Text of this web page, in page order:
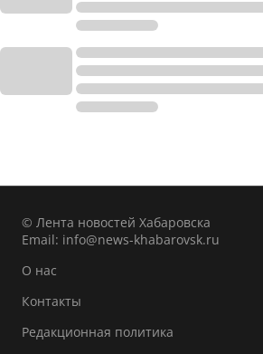
© Лента новостей Хабаровска
Email: info@news-khabarovsk.ru
О нас
Контакты
Редакционная политика